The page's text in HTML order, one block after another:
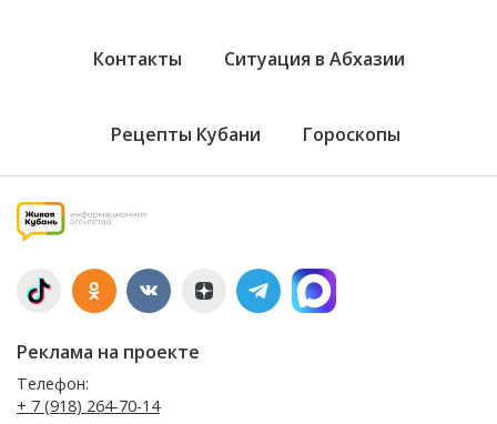
Контакты Ситуация в Абхазии
Рецепты Кубани Гороскопы
Реклама на проекте
Телефон:
+ 7 (918) 264-70-14